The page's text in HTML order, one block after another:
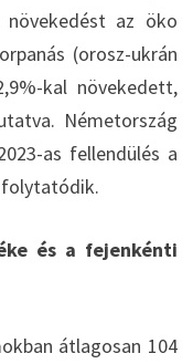
az öko
(orosz-ukrán
kal növekedett,
Németország
as fellendülés a
folytatódik.
és a fejenkénti
átlagosan 104